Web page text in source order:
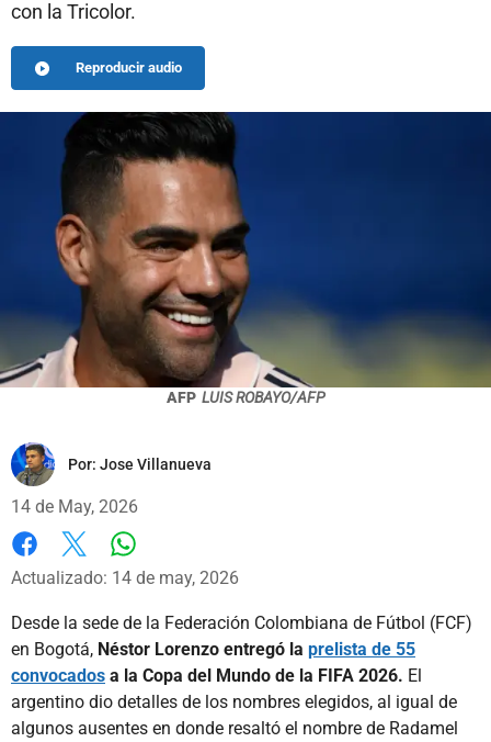
con la Tricolor.
Reproducir audio
AFP LUIS ROBAYO/AFP
Por: Jose Villanueva
14 de May, 2026
Facebook
X Whatsapp
Actualizado: 14 de may, 2026
Desde la sede de la Federación Colombiana de Fútbol (FCF)
en Bogotá, Néstor Lorenzo entregó la prelista de 55
convocados a la Copa del Mundo de la FIFA 2026. El
argentino dio detalles de los nombres elegidos, al igual de
algunos ausentes en donde resaltó el nombre de Radamel